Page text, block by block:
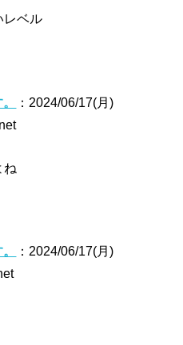
レベル
：2024/06/17(月)
ね
：2024/06/17(月)